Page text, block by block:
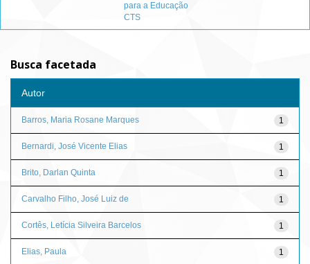
para a Educação
CTS
Busca facetada
Autor
1
Barros, Maria Rosane Marques
1
Bernardi, José Vicente Elias
1
Brito, Darlan Quinta
1
Carvalho Filho, José Luiz de
1
Cortês, Letícia Silveira Barcelos
1
Elias, Paula